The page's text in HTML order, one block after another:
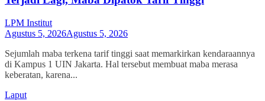
LPM Institut
Agustus 5, 2026Agustus 5, 2026
Sejumlah maba terkena tarif tinggi saat memarkirkan kendaraannya
di Kampus 1 UIN Jakarta. Hal tersebut membuat maba merasa
keberatan, karena...
Laput